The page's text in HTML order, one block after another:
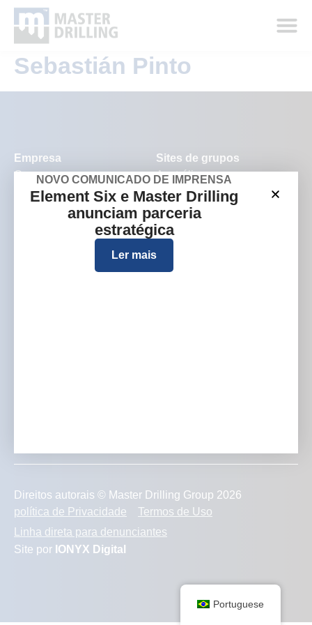
Sebastián Pinto
Empresa
Quem somos
O que fazemos
Onde trabalhamos
Investidores e mídia
Sites de grupos
Austrália
Europa
América do Norte
Direitos autorais © Master Drilling Group 2026
política de Privacidade
Termos de Uso
Linha direta para denunciantes
Site por IONYX Digital
Portuguese
NOVO COMUNICADO DE IMPRENSA
Element Six e Master Drilling
anunciam parceria
estratégica
Ler mais